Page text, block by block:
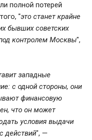
полной потерей
"это станет крайне
бывших советских
контролем Москвы",
западные
с одной стороны, они
финансовую
что он может
условия выдачи
действий", —